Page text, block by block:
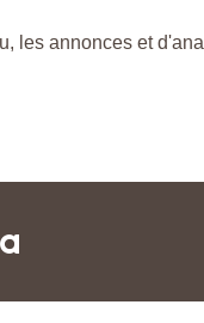
les annonces et